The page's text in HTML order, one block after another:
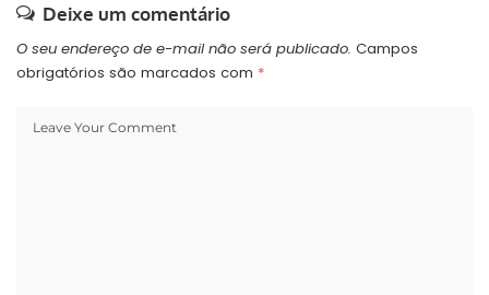
Deixe um comentário
O seu endereço de e-mail não será publicado. Campos
obrigatórios são marcados com *